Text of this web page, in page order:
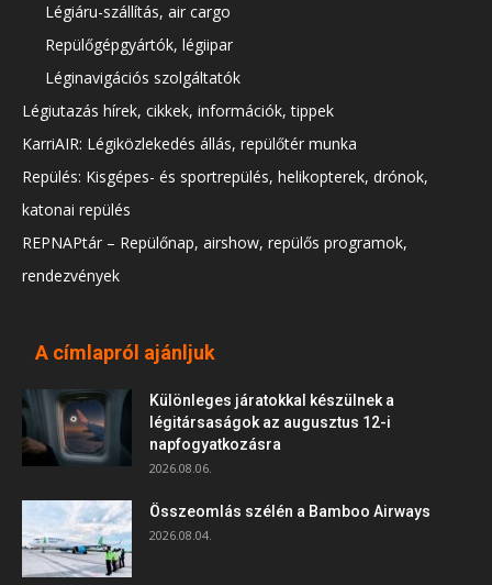
Légiáru-szállítás, air cargo
Repülőgépgyártók, légiipar
Léginavigációs szolgáltatók
Légiutazás hírek, cikkek, információk, tippek
KarriAIR: Légiközlekedés állás, repülőtér munka
Repülés: Kisgépes- és sportrepülés, helikopterek, drónok,
katonai repülés
REPNAPtár – Repülőnap, airshow, repülős programok,
rendezvények
A címlapról ajánljuk
Különleges járatokkal készülnek a
légitársaságok az augusztus 12-i
napfogyatkozásra
2026.08.06.
Összeomlás szélén a Bamboo Airways
2026.08.04.